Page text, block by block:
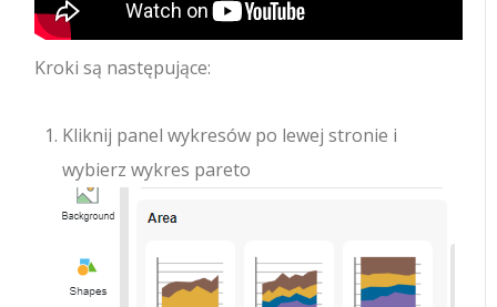
Kroki są następujące:
Kliknij panel wykresów po lewej stronie i
wybierz wykres pareto